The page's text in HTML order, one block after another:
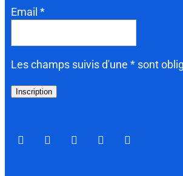
Email *
Les champs suivis d'une * sont